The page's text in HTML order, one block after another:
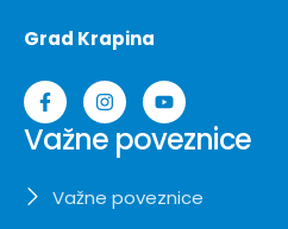
Grad Krapina
Važne poveznice
Važne poveznice